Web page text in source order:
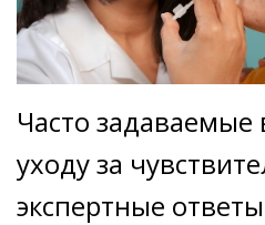
Часто
уходу за
экспертные ответы